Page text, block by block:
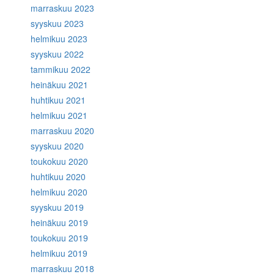
marraskuu 2023
syyskuu 2023
helmikuu 2023
syyskuu 2022
tammikuu 2022
heinäkuu 2021
huhtikuu 2021
helmikuu 2021
marraskuu 2020
syyskuu 2020
toukokuu 2020
huhtikuu 2020
helmikuu 2020
syyskuu 2019
heinäkuu 2019
toukokuu 2019
helmikuu 2019
marraskuu 2018